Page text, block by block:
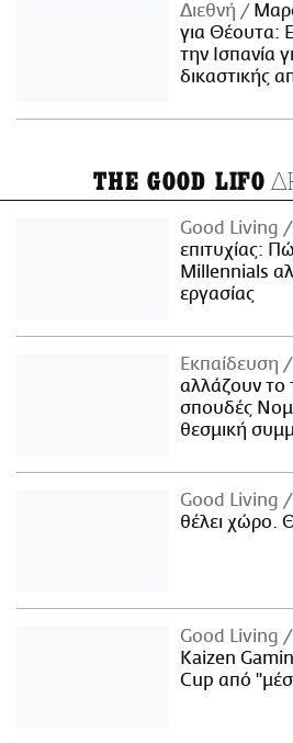
Διεθνή
για Θέουτα:
την Ισπανία
δικαστικής
THE GOOD LIFO
Good Living
επιτυχίας:
Millennials
εργασίας
Εκπαίδευση
αλλάζουν το
σπουδές
θεσμική
Good Living
θέλει χώρο.
Good Living
Kaizen
Cup από